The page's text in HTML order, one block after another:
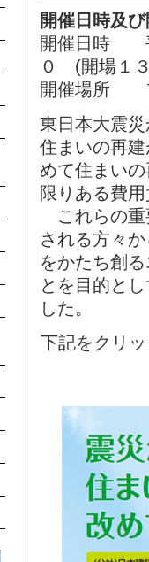
開催日時及
開催日時 平
０ (開場１
開催場所 フ
東日本大震
住まいの再
めて住まい
限りある費
これらの重
される方々
をかたち創
とを目的と
した。
下記をクリ